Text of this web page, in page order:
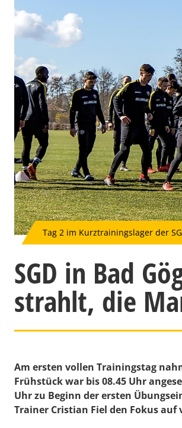
Tag 2 im Kurztrainingslager der
SGD in Bad
strahlt, die
Am ersten vollen Trainingstag
Frühstück war bis 08.45 Uhr
Uhr zu Beginn der ersten
Trainer Cristian Fiel den Fokus auf